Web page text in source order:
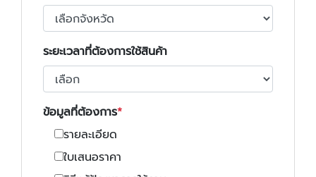
ระยะเวลาที่ต้องการใช้สินค้า
ข้อมูลที่ต้องการ
รายละเอียด
ใบเสนอราคา